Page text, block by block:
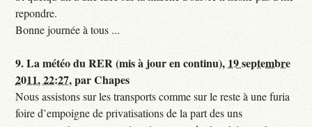
repondre.
Bonne journée à tous ...
9.La météo du RER (mis à jour en continu), 19 septembre
2011, 22:27,parChapes
Nous assistons sur les transports comme sur le reste à une furia
foire d’empoigne de privatisations de la part des uns